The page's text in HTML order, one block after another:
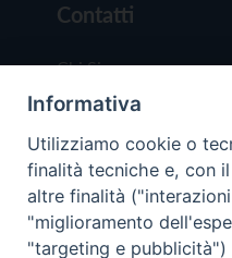
Contatti
Chi Siamo
Redazione
Scrivici
Informativa
Utilizziamo cookie o
finalità tecniche e, con
altre finalità
"miglioramento
"targeting e